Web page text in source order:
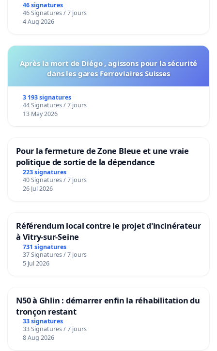
46 signatures
46 Signatures / 7 jours
4 Aug 2026
Après la mort de Diégo , agissons pour la sécurité
dans les gares Ferroviaires Suisses
3 193 signatures
44 Signatures / 7 jours
13 May 2026
Pour la fermeture de Zone Bleue et une vraie
politique de sortie de la dépendance
223 signatures
40 Signatures / 7 jours
26 Jul 2026
Référendum local contre le projet d'incinérateur
à Vitry-sur-Seine
731 signatures
37 Signatures / 7 jours
5 Jul 2026
N50 à Ghlin : démarrer enfin la réhabilitation du
tronçon restant
33 signatures
33 Signatures / 7 jours
8 Aug 2026